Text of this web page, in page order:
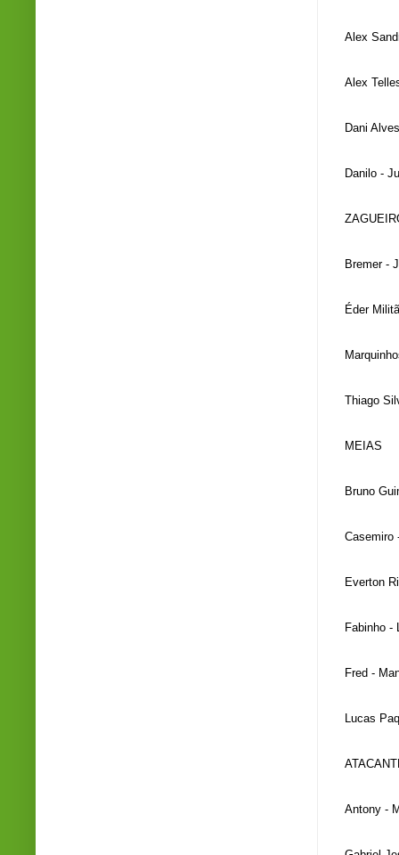
Alex
Alex
Dani
Danilo -
Bremer -
Éder
Thiago
MEIAS
Bruno
Casemiro
Everton
Fabinho -
Fred -
Lucas
Antony -